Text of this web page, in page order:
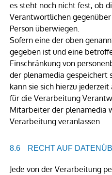
es steht noch nicht fest, ob
Verantwortlichen
Person überwiegen.
Sofern eine der oben
gegeben ist und eine
Einschränkung von
der plenamedia gespeichert
kann sie sich hierzu
für die Verarbeitung
Mitarbeiter der plenamedia
Verarbeitung veranlassen.
RECHT AUF
Jede von der Verarbeitung